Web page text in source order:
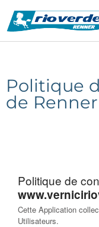
principal
Politique
de
Politique de
Cette Application
Utilisateurs.